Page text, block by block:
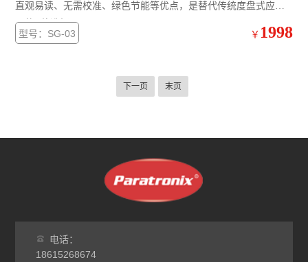
直观易读、无需校准、绿色节能等优点，是替代传统度盘式应力
仪的Z佳选择。
型号：SG-03 ￥ 1998
下一页 末页
电话：
18615268674